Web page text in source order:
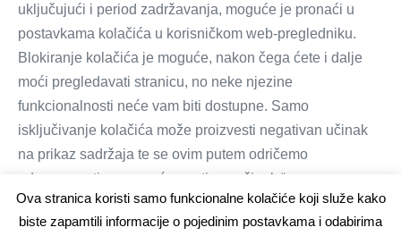
uključujući i period zadržavanja, moguće je pronaći u
postavkama kolačića u korisničkom web-pregledniku.
Blokiranje kolačića je moguće, nakon čega ćete i dalje
moći pregledavati stranicu, no neke njezine
funkcionalnosti neće vam biti dostupne. Samo
isključivanje kolačića može proizvesti negativan učinak
na prikaz sadržaja te se ovim putem odričemo
odgovornosti za moguć negativan učinak.“
Ova stranica koristi samo funkcionalne kolačiće koji služe kako
biste zapamtili informacije o pojedinim postavkama i odabirima